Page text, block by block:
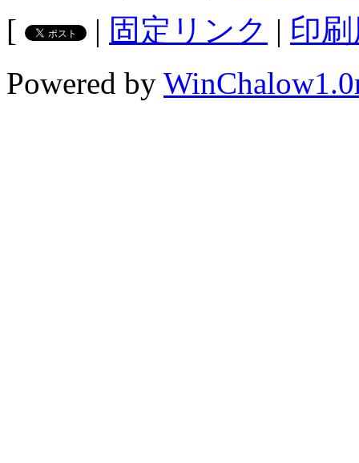
[
| 固定リンク | 印
Powered by